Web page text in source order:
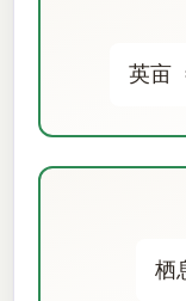
英亩
栖